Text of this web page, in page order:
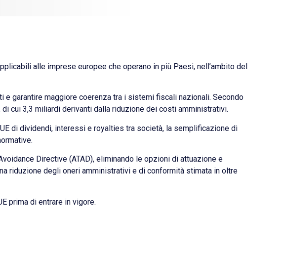
alle imprese europee che operano in più Paesi, nell’ambito del
e garantire maggiore coerenza tra i sistemi fiscali nazionali. Secondo
cui 3,3 miliardi derivanti dalla riduzione dei costi amministrativi.
di dividendi, interessi e royalties tra società, la semplificazione di
Directive (ATAD), eliminando le opzioni di attuazione e
riduzione degli oneri amministrativi e di conformità stimata in oltre
prima di entrare in vigore.